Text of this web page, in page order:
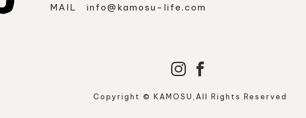
MAIL info@kamosu-life.com
Copyright © KAMOSU,All Rights Reserved